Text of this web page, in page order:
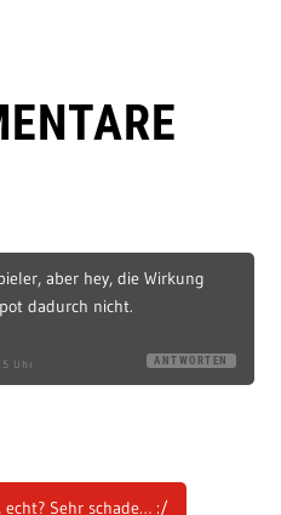
aber hey, die Wirkung
dadurch nicht.
Uhr ANTWORTEN
echt? Sehr schade… :/